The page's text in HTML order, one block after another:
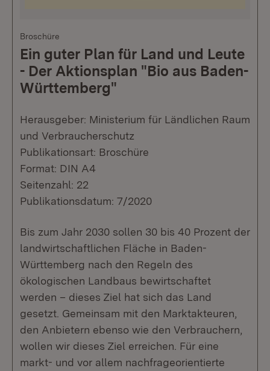
Broschüre
Ein guter Plan für Land und Leute
- Der Aktionsplan "Bio aus Baden-
Württemberg"
Herausgeber: Ministerium für Ländlichen Raum
und Verbraucherschutz
Publikationsart: Broschüre
Format: DIN A4
Seitenzahl: 22
Publikationsdatum: 7/2020
Bis zum Jahr 2030 sollen 30 bis 40 Prozent der
landwirtschaftlichen Fläche in Baden-
Württemberg nach den Regeln des
ökologischen Landbaus bewirtschaftet
werden – dieses Ziel hat sich das Land
gesetzt. Gemeinsam mit den Marktakteuren,
den Anbietern ebenso wie den Verbrauchern,
wollen wir dieses Ziel erreichen. Für eine
markt- und vor allem nachfrageorientierte